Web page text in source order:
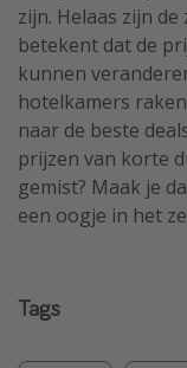
zijn. Helaas zijn
betekent dat de
kunnen
hotelkamers
naar de beste
prijzen van korte
gemist? Maak je
een oogje in het
Tags